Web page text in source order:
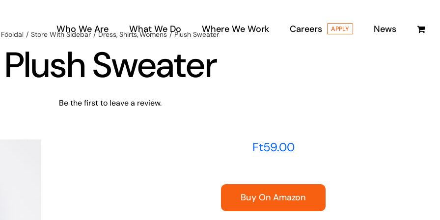
Who We Are What We Do Where We Work Careers APPLY News
Főoldal Store With Sidebar Dress Shirts Womens Plush Sweater
Plush Sweater
Be the first to leave a review.
Ft59.00
Buy On Amazon